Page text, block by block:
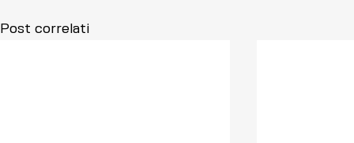
Post correlati